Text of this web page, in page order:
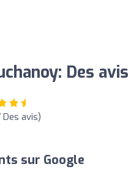
Des avis
avis)
sur Google